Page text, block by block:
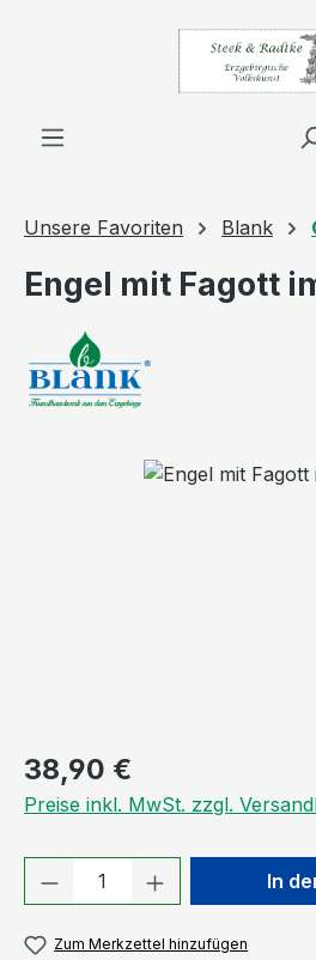
Zum Hauptinhalt springen
Unsere Favoriten Blank
Engel mit Fagott
Bildergalerie überspringen
Regulärer Preis:
38,90 €
Preise inkl. MwSt. zzgl.
Produkt Anzahl: Gib
In
Zum Merkzettel hinzufügen